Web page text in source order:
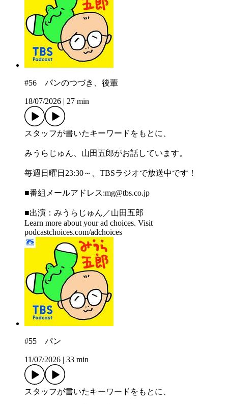
#56 パンのつづき、後輩
18/07/2026 27 min
スタッフが書いたキーワードをもとに、
みうらじゅん、山田五郎がお話しています。
毎週日曜日23:30～、TBSラジオで放送中です！
■番組メールアドレス:⁠⁠⁠⁠⁠⁠⁠⁠⁠⁠⁠⁠⁠⁠⁠⁠⁠⁠⁠⁠⁠⁠⁠⁠⁠⁠⁠⁠⁠⁠⁠mg@tbs.co.jp⁠⁠⁠⁠⁠⁠⁠⁠⁠⁠⁠⁠⁠⁠⁠⁠⁠⁠⁠⁠⁠⁠⁠⁠⁠⁠⁠⁠⁠⁠⁠
■出演：みうらじゅん／山田五郎
Learn more about your ad choices. Visit
podcastchoices.com/adchoices
#55 パン
11/07/2026 33 min
スタッフが書いたキーワードをもとに、